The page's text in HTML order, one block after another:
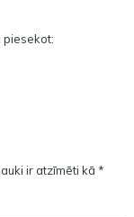
piesekot:
ir atzīmēti kā *